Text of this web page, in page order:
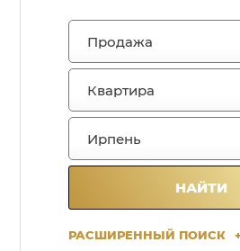
РАСШИРЕННЫЙ ПОИСК